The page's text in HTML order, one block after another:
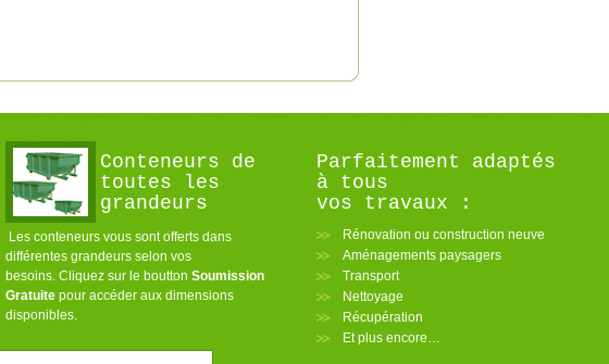
Conteneurs de
toutes les
grandeurs
Les conteneurs vous sont offerts dans
différentes grandeurs selon vos
besoins. Cliquez sur le boutton Soumission
Gratuite pour accéder aux dimensions
disponibles.
Parfaitement adaptés
à tous
vos travaux :
Rénovation ou construction neuve
Aménagements paysagers
Transport
Nettoyage
Récupération
Et plus encore…